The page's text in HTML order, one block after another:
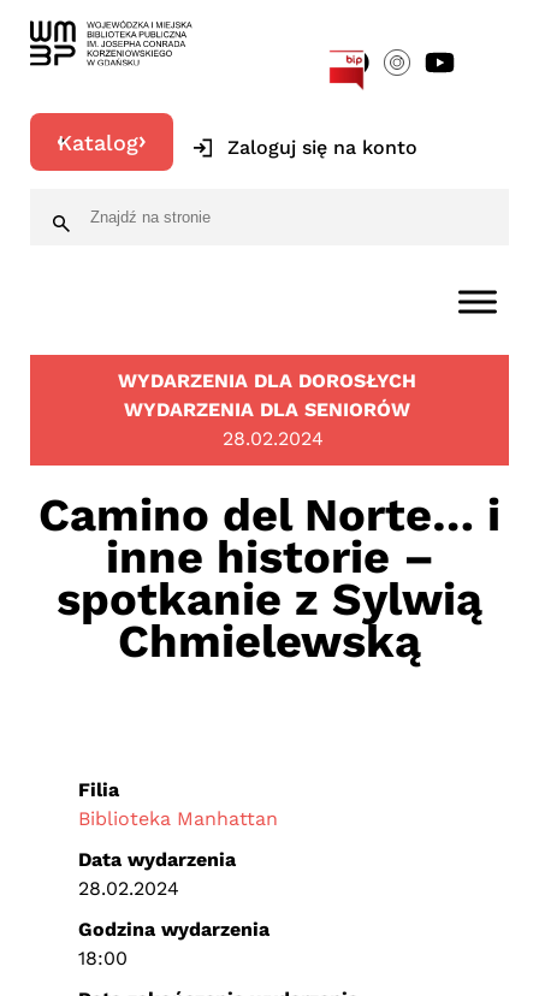
Katalog Zaloguj się na konto
WYDARZENIA DLA DOROSŁYCH
WYDARZENIA DLA SENIORÓW
28.02.2024
Camino del Norte… i
inne historie –
spotkanie z Sylwią
Chmielewską
Filia
Biblioteka Manhattan
Data wydarzenia
28.02.2024
Godzina wydarzenia
18:00